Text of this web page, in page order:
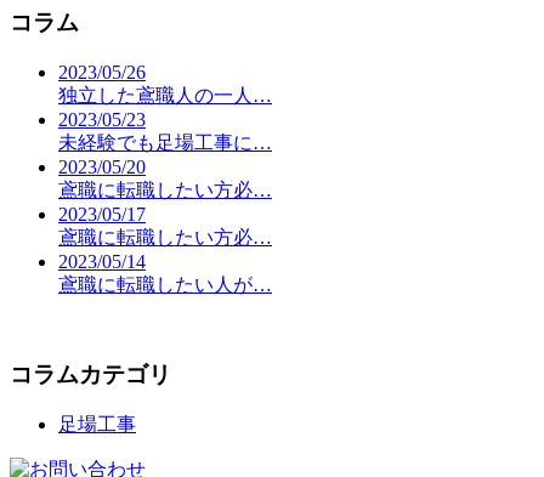
コラム
2023/05/26
独立した鳶職人の一人…
2023/05/23
未経験でも足場工事に…
2023/05/20
鳶職に転職したい方必…
2023/05/17
鳶職に転職したい方必…
2023/05/14
鳶職に転職したい人が…
コラムカテゴリ
足場工事